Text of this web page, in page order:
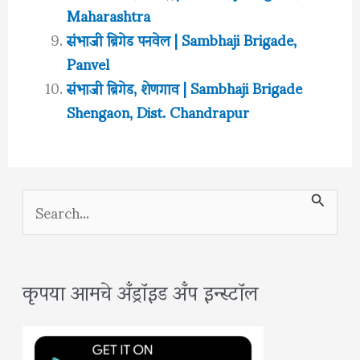
Maharashtra
संभाजी ब्रिगेड पनवेल | Sambhaji Brigade,
Panvel
संभाजी ब्रिगेड, शेणगाव | Sambhaji Brigade
Shengaon, Dist. Chandrapur
S
e
r
c
कृपया आमचे अँड्रॉइड अँप इन्स्टॉल